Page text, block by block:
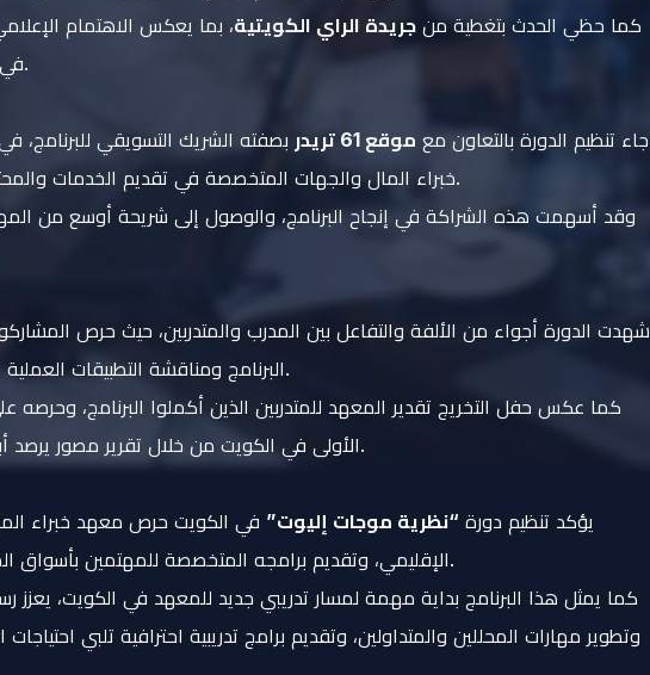
كما حظي الحدث بتغطية من جريدة الراي الكويتية، بما يعكس الاهتمام
في أسواق المال والتحليل الفني.
جاء تنظيم الدورة بالتعاون مع موقع 61 تريدر
بصفته الشريك التسويقي للبرنامج،
خبراء المال والجهات المتخصصة في تقديم الخدمات والمحتوى المرتبط بالأسواق المالية.
وقد أسهمت هذه الشراكة في إنجاح البرنامج، والوصول إلى شريحة أوسع من
شهدت الدورة أجواء من الألفة والتفاعل بين المدرب والمتدربين، حيث حرص
البرنامج ومناقشة التطبيقات العملية المرتبطة بنظرية موجات إليوت.
كما عكس حفل التخريج تقدير المعهد للمتدربين الذين أكملوا البرنامج، وحرصه
الأولى في الكويت من خلال تقرير مصور يرصد أبرز لحظات الدورة وحفل الختام.
يؤكد تنظيم دورة “نظرية موجات إليوت” في الكويت حرص معهد خبراء
الإقليمي، وتقديم برامجه المتخصصة للمهتمين بأسواق المال في مختلف الدول العربية.
كما يمثل هذا البرنامج بداية مهمة لمسار تدريبي جديد للمعهد في الكويت، يعزز
وتطوير مهارات المحللين والمتداولين، وتقديم برامج تدريبية احترافية تلبي